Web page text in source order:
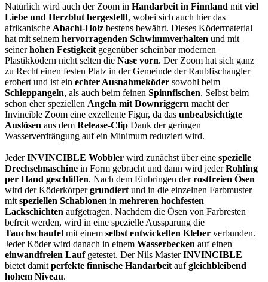
Natürlich wird auch der Zoom in Handarbeit in Finnland mit viel
Liebe und Herzblut hergestellt, wobei sich auch hier das
afrikanische Abachi-Holz bestens bewährt. Dieses Ködermaterial
hat mit seinem hervorragenden Schwimmverhalten und mit
seinerhohen Festigkeit gegenüber scheinbar modernen
Plastikködern nicht selten die Nase vorn. Der Zoom hat sich ganz
zu Recht einen festen Platz in der Gemeinde der Raubfischangler
erobert und ist ein echter Ausnahmeköder sowohl beim
Schleppangeln, als auch beim feinen Spinnfischen. Selbst beim
schon eher speziellen Angeln mit Downriggern macht der
Invincible Zoom eine exzellente Figur, da das unbeabsichtigte
Auslösen aus dem Release-Clip Dank der geringen
Wasserverdrängung auf ein Minimum reduziert wird.
JederINVINCIBLE Wobbler wird zunächst über eine spezielle
Drechselmaschine in Form gebracht und dann wird jederRohling
per Hand geschliffen. Nach dem Einbringen derrostfreien Ösen
wird der Köderkörpergrundiert und in die einzelnen Farbmuster
mit speziellen Schablonen in mehreren hochfesten
Lackschichten aufgetragen. Nachdem die Ösen von Farbresten
befreit werden, wird in eine spezielle Aussparung die
Tauchschaufel mit einem selbst entwickelten Kleber verbunden.
Jeder Köder wird danach in einem Wasserbecken auf einen
einwandfreien Lauf getestet. Der Nils MasterINVINCIBLE
bietet damit perfekte finnische Handarbeit aufgleichbleibend
hohem Niveau.